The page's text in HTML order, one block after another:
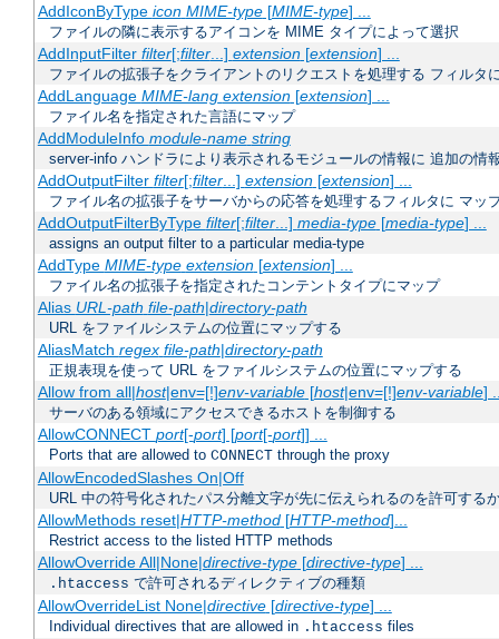
AddIconByType icon MIME-type[MIME-type] ...
ファイルの隣に表示するアイコンを MIME タイプによって選択
AddInputFilter filter[;filter...] extension[extension] ...
ファイルの拡張子をクライアントのリクエストを処理する フィルタ
AddLanguage MIME-lang extension[extension] ...
ファイル名を指定された言語にマップ
AddModuleInfo module-name string
server-info ハンドラにより表示されるモジュールの情報に 追加の情
AddOutputFilter filter[;filter...] extension[extension] ...
ファイル名の拡張子をサーバからの応答を処理するフィルタに マッ
AddOutputFilterByType filter[;filter...] media-type[media-type] ...
assigns an output filter to a particular media-type
AddType MIME-type extension[extension] ...
ファイル名の拡張子を指定されたコンテントタイプにマップ
Alias URL-path file-path|directory-path
URL をファイルシステムの位置にマップする
AliasMatch regex file-path|directory-path
正規表現を使って URL をファイルシステムの位置にマップする
Allow from all|host|env=[!]env-variable[host|env=[!]env-variable]
サーバのある領域にアクセスできるホストを制御する
AllowCONNECT port[-port] [port[-port]] ...
Ports that are allowed to CONNECT through the proxy
AllowEncodedSlashes On|Off
URL 中の符号化されたパス分離文字が先に伝えられるのを許可する
AllowMethods reset|HTTP-method[HTTP-method]...
Restrict access to the listed HTTP methods
AllowOverride All|None|directive-type[directive-type] ...
.htaccess で許可されるディレクティブの種類
AllowOverrideList None|directive[directive-type] ...
Individual directives that are allowed in .htaccess files